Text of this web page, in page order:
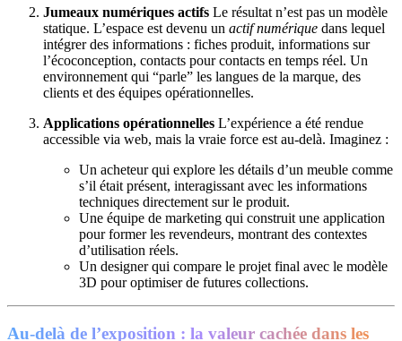
Jumeaux numériques actifs Le résultat n’est pas un modèle
statique. L’espace est devenu un actif numérique dans lequel
intégrer des informations : fiches produit, informations sur
l’écoconception, contacts pour contacts en temps réel. Un
environnement qui “parle” les langues de la marque, des
clients et des équipes opérationnelles.
Applications opérationnelles L’expérience a été rendue
accessible via web, mais la vraie force est au-delà. Imaginez :
Un acheteur qui explore les détails d’un meuble comme
s’il était présent, interagissant avec les informations
techniques directement sur le produit.
Une équipe de marketing qui construit une application
pour former les revendeurs, montrant des contextes
d’utilisation réels.
Un designer qui compare le projet final avec le modèle
3D pour optimiser de futures collections.
Au-delà de l’exposition : la valeur cachée dans les